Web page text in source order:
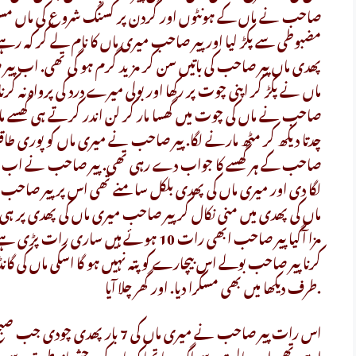
صاحب نے ماں کے ہونٹوں اور گردن پر کسنگ شروع کی
مضبوطی سے پکڑ لیا اور پیر صاحب میری ماں کا نام لے کر کہ
پھدی ماں پیر صاحب کی باتیں سن کر مزید گرم ہو گی تھی. اب
ماں نے پکڑ کر اپنی چوت پر رکھا اور بولی میرے درد کی پرواہ
صاحب نے ماں کی چوت میں گھسا مار کر لن اندر کرتے ہی گھسے
چدتا دیکھ کر مٹھ مارنے لگا. پیر صاحب نے میری ماں کو پوری
صاحب کے ہر گھسے کا جواب دے رہی تھی. پیر صاحب نے اب
لگا دی اور میری ماں کی پھدی بلکل سامنے تھی اس پر پیر
ماں کی پھدی میں منی نکال کر پیر صاحب میری ماں کی پھدی پر
مزا آگیا پیر صاحب ابھی رات 10 ہوئے
کرنا پیر صاحب بولے اس بیچارے کو پتہ نہیں ہو گا اسکی ماں کی
طرف دیکھا میں بھی مسکرا دیا. اور گھر چلا آیا.
اس رات پیر صاحب نے میری ماں